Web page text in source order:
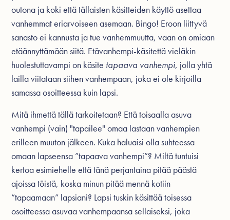
outona ja koki että tällaisten käsitteiden käyttö asettaa
vanhemmat eriarvoiseen asemaan. Bingo! Eroon liittyvä
sanasto ei kannusta ja tue vanhemmuutta, vaan on omiaan
etäännyttämään siitä. Etävanhempi-käsitettä vieläkin
huolestuttavampi on käsite tapaava vanhempi, jolla yhtä
lailla viitataan siihen vanhempaan, joka ei ole kirjoilla
samassa osoitteessa kuin lapsi.
Mitä ihmettä tällä tarkoitetaan? Että toisaalla asuva
vanhempi (vain) "tapailee" omaa lastaan vanhempien
erilleen muuton jälkeen. Kuka haluaisi olla suhteessa
omaan lapseensa ”tapaava vanhempi”? Miltä tuntuisi
kertoa esimiehelle että tänä perjantaina pitää päästä
ajoissa töistä, koska minun pitää mennä kotiin
”tapaamaan” lapsiani? Lapsi tuskin käsittää toisessa
osoitteessa asuvaa vanhempaansa sellaiseksi, joka